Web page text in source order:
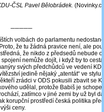
ČSL Pavel Bělobrádek.
─────
volbách do parlamentu
že tu žádná pravice není, ale
že nikdo z předsedů nebude
nemůže dojít, i když by to
svých předchůdců ve vedení
jedině nějaký „atentát“ ve stylu
zrádci v ODS pokusili zbavit se
udělal, protože Babiš je
zatímco v jiné zemi by už byl
korupční prostředí česká politika
ceny.